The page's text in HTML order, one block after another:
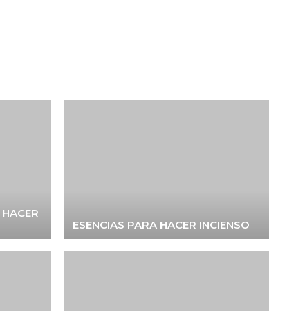
ESENCIAS PARA HACER INCIENSO